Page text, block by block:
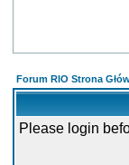
Forum RIO Strona
Please login